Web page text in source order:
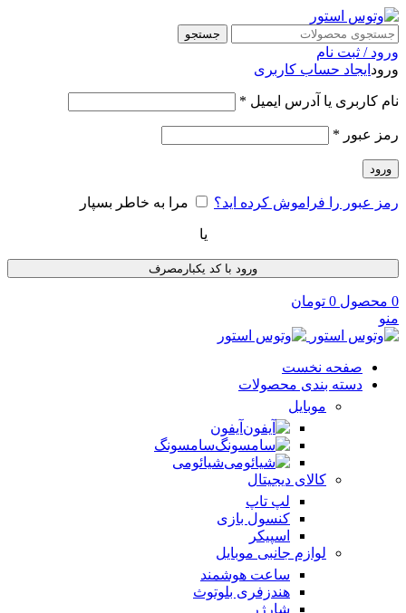
جستجو
ورود / ثبت نام
ورود ایجاد حساب کاربری
نام کاربری یا آدرس ایمیل *
رمز عبور *
ورود
رمز عبور را فراموش کرده اید؟ مرا به خاطر بسپار
یا
ورود با کد یکبارمصرف
0 محصول 0 تومان
منو
صفحه نخست
دسته بندی محصولات
موبایل
آیفون
سامسونگ
شیائومی
کالای دیجیتال
لپ تاپ
کنسول بازی
اسپیکر
لوازم جانبی موبایل
ساعت هوشمند
هندزفری بلوتوث
شارژر